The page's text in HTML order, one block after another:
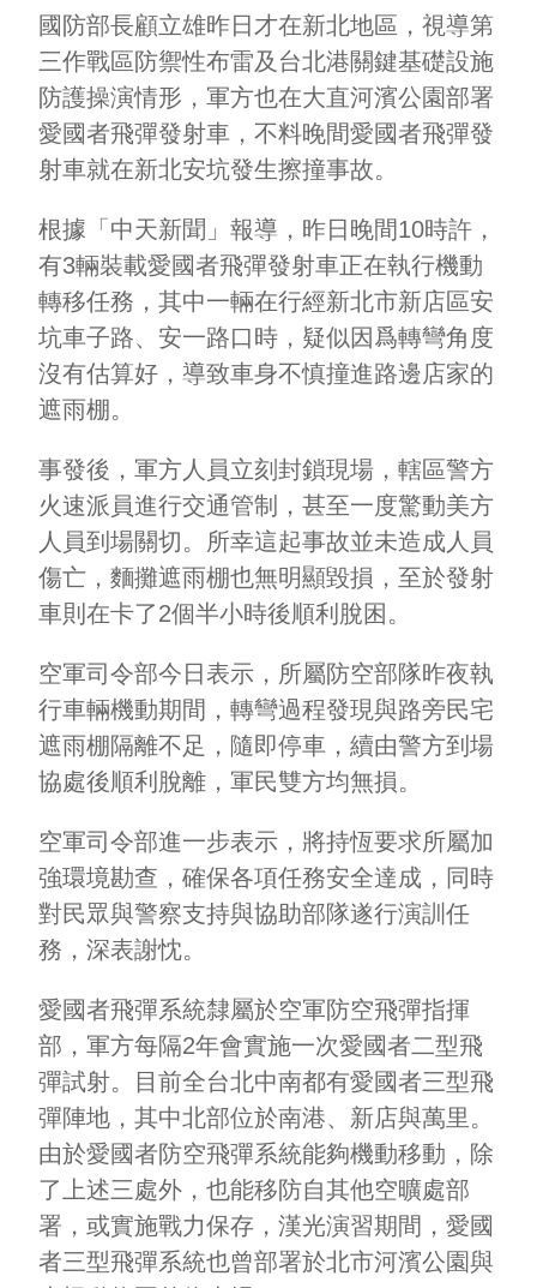
國防部長顧立雄昨日才在新北地區，視導第
三作戰區防禦性布雷及台北港關鍵基礎設施
防護操演情形，軍方也在大直河濱公園部署
愛國者飛彈發射車，不料晚間愛國者飛彈發
射車就在新北安坑發生擦撞事故。
根據「中天新聞」報導，昨日晚間10時許，
有3輛裝載愛國者飛彈發射車正在執行機動
轉移任務，其中一輛在行經新北市新店區安
坑車子路、安一路口時，疑似因爲轉彎角度
沒有估算好，導致車身不慎撞進路邊店家的
遮雨棚。
事發後，軍方人員立刻封鎖現場，轄區警方
火速派員進行交通管制，甚至一度驚動美方
人員到場關切。所幸這起事故並未造成人員
傷亡，麵攤遮雨棚也無明顯毀損，至於發射
車則在卡了2個半小時後順利脫困。
空軍司令部今日表示，所屬防空部隊昨夜執
行車輛機動期間，轉彎過程發現與路旁民宅
遮雨棚隔離不足，隨即停車，續由警方到場
協處後順利脫離，軍民雙方均無損。
空軍司令部進一步表示，將持恆要求所屬加
強環境勘查，確保各項任務安全達成，同時
對民眾與警察支持與協助部隊遂行演訓任
務，深表謝忱。
愛國者飛彈系統隸屬於空軍防空飛彈指揮
部，軍方每隔2年會實施一次愛國者二型飛
彈試射。目前全台北中南都有愛國者三型飛
彈陣地，其中北部位於南港、新店與萬里。
由於愛國者防空飛彈系統能夠機動移動，除
了上述三處外，也能移防自其他空曠處部
署，或實施戰力保存，漢光演習期間，愛國
者三型飛彈系統也曾部署於北市河濱公園與